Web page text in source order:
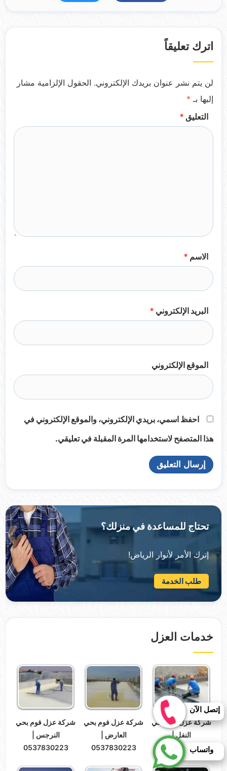
اترك تعليقاً
لن يتم نشر عنوان بريدك الإلكتروني. الحقول الإلزامية مشار
إليها بـ *
التعليق *
الاسم *
البريد الإلكتروني *
الموقع الإلكتروني
احفظ اسمي، بريدي الإلكتروني، والموقع الإلكتروني في
هذا المتصفح لاستخدامها المرة المقبلة في تعليقي.
تحتاج للمساعدة في منزلك؟
إترك الأمر لأنوار الرياض!
طلب الخدمة
خدمات العزل
شركة عزل فوم بحي
النفل |
0537830223
شركة عزل فوم بحي
العارض |
0537830223
شركة عزل فوم بحي
النرجس |
0537830223
واتساب
إتصل الآن